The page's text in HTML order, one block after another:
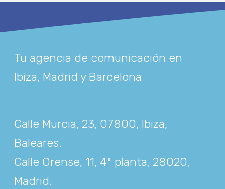
Tu agencia de comunicación en
Ibiza, Madrid y Barcelona
Calle Murcia, 23, 07800, Ibiza,
Baleares.
Calle Orense, 11, 4ª planta, 28020,
Madrid.